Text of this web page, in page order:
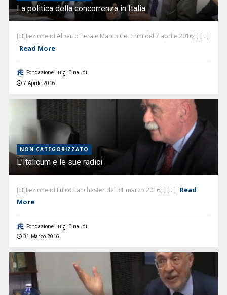
La politica della concorrenza in Italia
[:it]Lezione di Alberto Pera e Marco Cecchini del 7 aprile 2016[:] [...]
Read More
Fondazione Luigi Einaudi
7 Aprile 2016
NON CATEGORIZZATO
L’Italicum e le sue radici
[:it]Lezione di Fulco Lanchester del 31 marzo 2016[:] [...] Read
More
Fondazione Luigi Einaudi
31 Marzo 2016